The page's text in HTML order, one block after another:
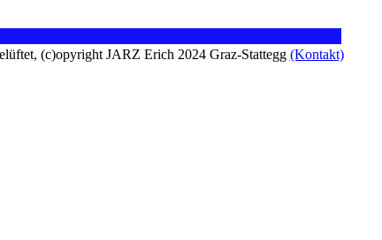
(c)opyright JARZ Erich 2024 Graz-Stattegg (Kontakt)